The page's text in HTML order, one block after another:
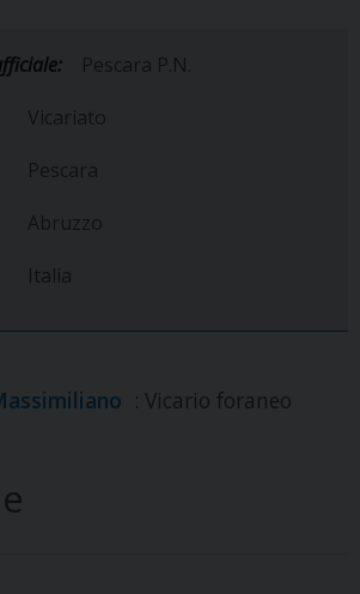
Pescara P.N.
Vicariato
Pescara
Abruzzo
Italia
: Vicario foraneo